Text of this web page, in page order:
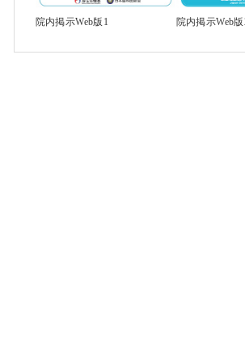
院内掲示Web版1 院内掲示Web